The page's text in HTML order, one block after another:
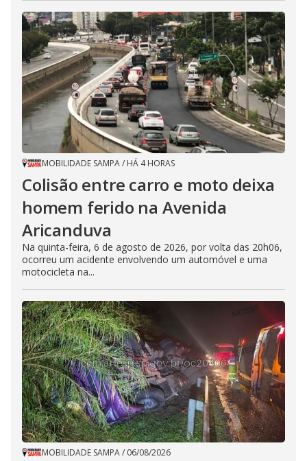
MOBILIDADE SAMPA/ HÁ 4 HORAS
Colisão entre carro e moto deixa
homem ferido na Avenida
Aricanduva
Na quinta-feira, 6 de agosto de 2026, por volta das 20h06,
ocorreu um acidente envolvendo um automóvel e uma
motocicleta na...
MOBILIDADE SAMPA/ 06/08/2026